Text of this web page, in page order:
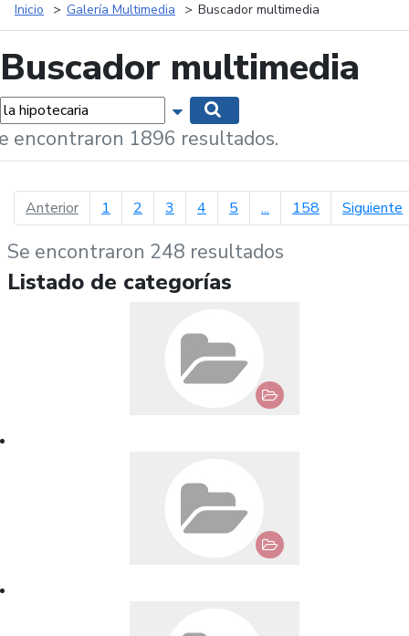
Inicio Galería Multimedia Buscador multimedia
Buscador multimedia
Mostrar opciones de búsqueda
encontraron 1896 resultados.
Anteriorpágina anterior
1 2 3 4 5 ... 158 Siguiente
Se encontraron 248 resultados
Listado de categorías